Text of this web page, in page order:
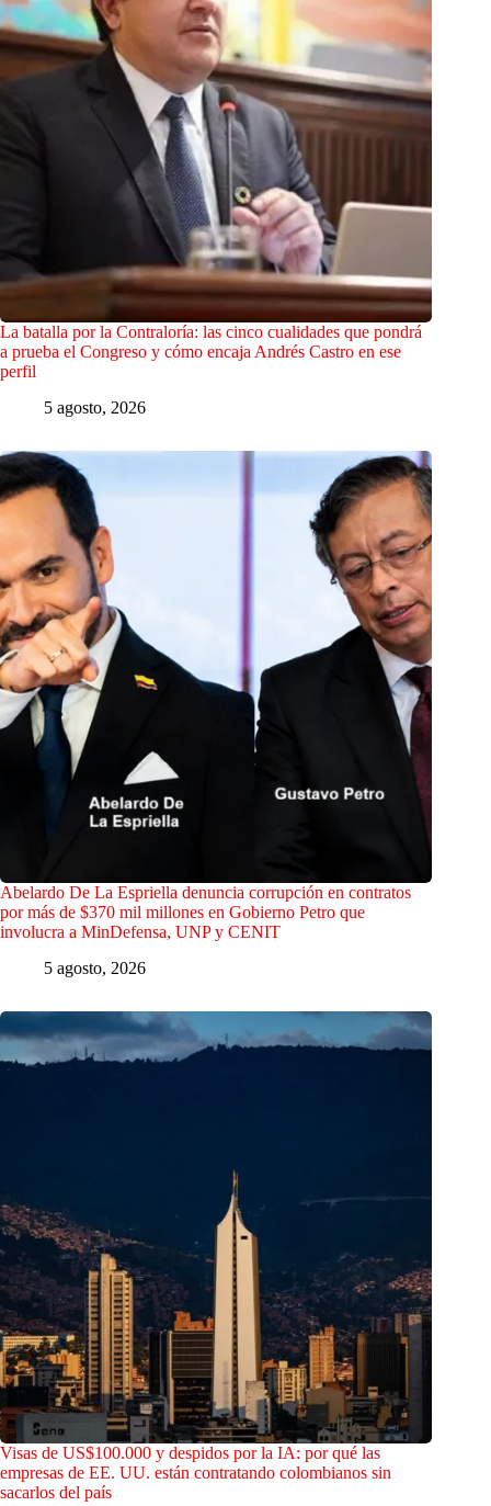
La batalla por la Contraloría: las cinco cualidades que pondrá
a prueba el Congreso y cómo encaja Andrés Castro en ese
perfil
5 agosto, 2026
Abelardo De La Espriella denuncia corrupción en contratos
por más de $370 mil millones en Gobierno Petro que
involucra a MinDefensa, UNP y CENIT
5 agosto, 2026
Visas de US$100.000 y despidos por la IA: por qué las
empresas de EE. UU. están contratando colombianos sin
sacarlos del país